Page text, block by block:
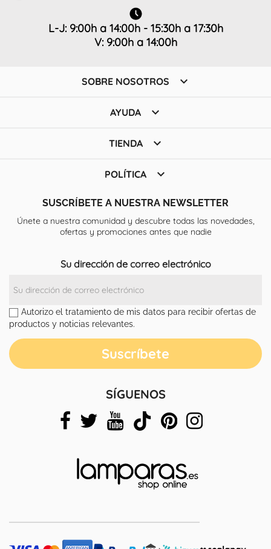
L-J: 9:00h a 14:00h - 15:30h a 17:30h
V: 9:00h a 14:00h
SOBRE NOSOTROS 
AYUDA 
TIENDA 
POLÍTICA 
SUSCRÍBETE A NUESTRA NEWSLETTER
Únete a nuestra comunidad y descubre todas las novedades,
ofertas y promociones antes que nadie
Su dirección de correo electrónico
Autorizo el tratamiento de mis datos para recibir ofertas de
productos y noticias relevantes.
SÍGUENOS